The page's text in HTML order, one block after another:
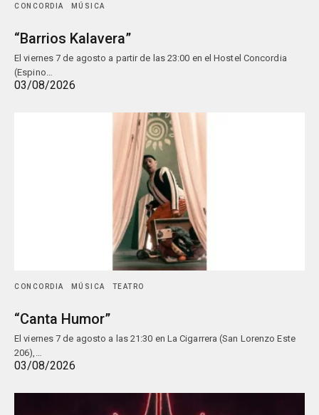
CONCORDIA MÚSICA
“Barrios Kalavera”
El viernes 7 de agosto a partir de las 23:00 en el Hostel Concordia
(Espino…
03/08/2026
CONCORDIA MÚSICA TEATRO
“Canta Humor”
El viernes 7 de agosto a las 21:30 en La Cigarrera (San Lorenzo Este
206),…
03/08/2026